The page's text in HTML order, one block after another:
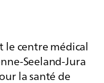
le centre médical
Seeland-Jura
la santé de